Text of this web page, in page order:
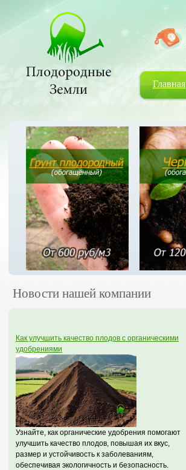
Главная
Новости нашей компании
Как улучшить качество плодов с органическими
удобрениями
Узнайте, как органические удобрения помогают
улучшить качество плодов, повышая их вкус,
размер и устойчивость к заболеваниям,
обеспечивая экологичность и безопасность.